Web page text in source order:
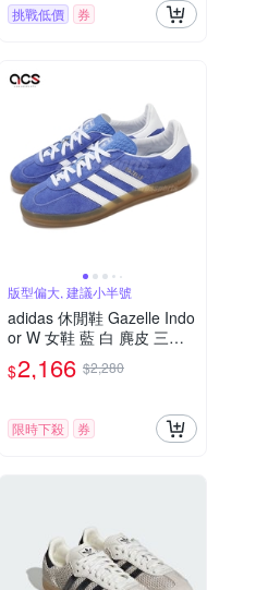
挑戰低價 券
版型偏大, 建議小半號
adidas 休閒鞋 Gazelle Indo
or W 女鞋 藍 白 麂皮 三條
紋 低筒 愛迪達 HQ8717
$2,166 $2,280
限時下殺 券